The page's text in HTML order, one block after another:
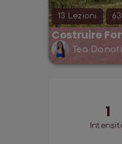
13 Lezioni
Costruire
Tea Donati
1